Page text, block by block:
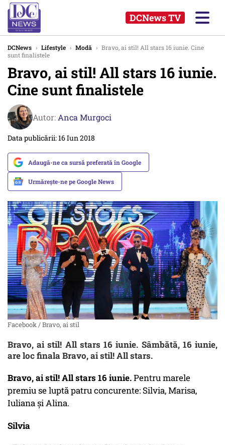
DCNews TV
DCNews › Lifestyle › Modă › Bravo, ai stil! All stars 16 iunie. Cine
sunt finalistele
Bravo, ai stil! All stars 16 iunie.
Cine sunt finalistele
Autor: Anca Murgoci
Data publicării: 16 Iun 2018
Adaugă-ne ca sursă preferată în Google
Urmărește-ne pe Google News
Facebook / Bravo, ai stil
Bravo, ai stil! All stars 16 iunie. Sâmbătă, 16 iunie,
are loc finala Bravo, ai stil! All stars.
Bravo, ai stil! All stars 16 iunie.Pentru marele
premiu se luptă patru concurente: Silvia, Marisa,
Iuliana și Alina.
Silvia